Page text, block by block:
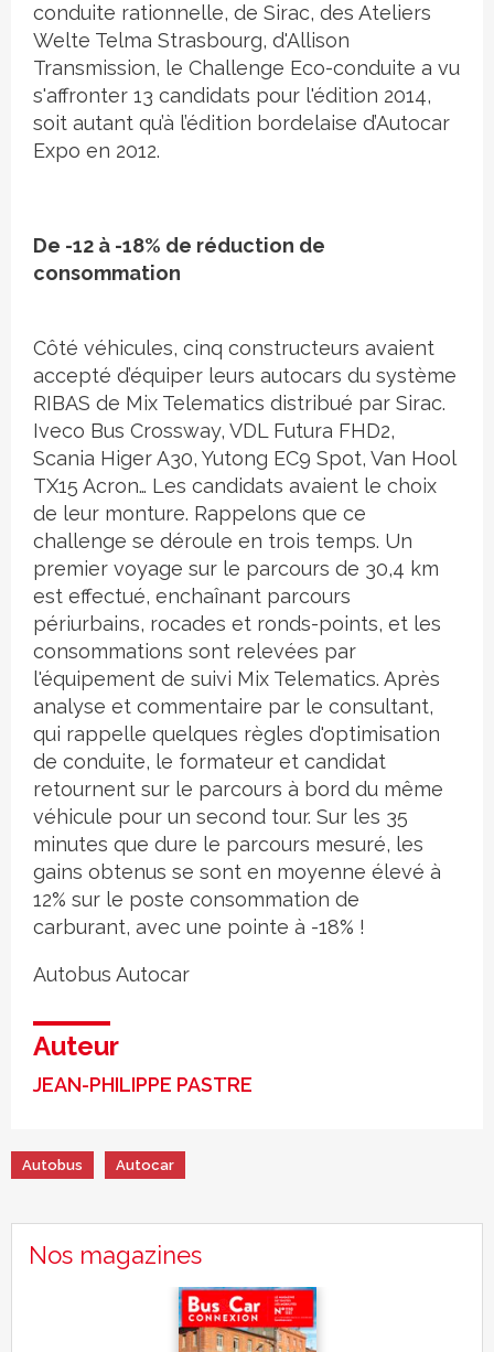
conduite rationnelle, de Sirac, des Ateliers
Welte Telma Strasbourg, d'Allison
Transmission, le Challenge Eco-conduite a vu
s'affronter 13 candidats pour l'édition 2014,
soit autant qu’à l’édition bordelaise d’Autocar
Expo en 2012.
De -12 à -18% de réduction de
consommation
Côté véhicules, cinq constructeurs avaient
accepté d’équiper leurs autocars du système
RIBAS de Mix Telematics distribué par Sirac.
Iveco Bus Crossway, VDL Futura FHD2,
Scania Higer A30, Yutong EC9 Spot, Van Hool
TX15 Acron… Les candidats avaient le choix
de leur monture. Rappelons que ce
challenge se déroule en trois temps. Un
premier voyage sur le parcours de 30,4 km
est effectué, enchaînant parcours
périurbains, rocades et ronds-points, et les
consommations sont relevées par
l'équipement de suivi Mix Telematics. Après
analyse et commentaire par le consultant,
qui rappelle quelques règles d'optimisation
de conduite, le formateur et candidat
retournent sur le parcours à bord du même
véhicule pour un second tour. Sur les 35
minutes que dure le parcours mesuré, les
gains obtenus se sont en moyenne élevé à
12% sur le poste consommation de
carburant, avec une pointe à -18% !
Autobus Autocar
Auteur
JEAN-PHILIPPE PASTRE
Autobus Autocar
Nos magazines